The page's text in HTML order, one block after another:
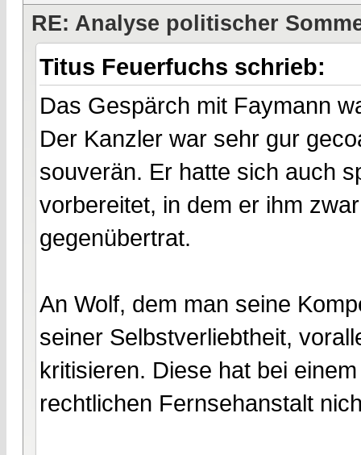
RE: Analyse politischer
Titus Feuerfuchs schrieb:
Das Gespärch mit Faymann
Der Kanzler war sehr gur
souverän. Er hatte sich auch
vorbereitet, in dem er ihm
gegenübertrat.
An Wolf, dem man seine
seiner Selbstverliebtheit,
kritisieren. Diese hat bei
rechtlichen Fernsehanstalt